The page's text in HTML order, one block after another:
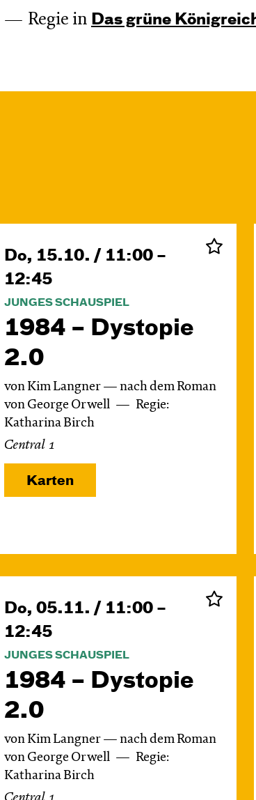
Regie in Das grüne
Do, 15.10. / 11:00 –
12:45
JUNGES SCHAUSPIEL
1984 – Dystopie
2.0
von Kim Langner — nach dem Roman
von George Orwell
Regie:
Katharina Birch
Central 1
Karten
Do, 05.11. / 11:00 –
12:45
JUNGES SCHAUSPIEL
1984 – Dystopie
2.0
von Kim Langner — nach dem Roman
von George Orwell
Regie:
Katharina Birch